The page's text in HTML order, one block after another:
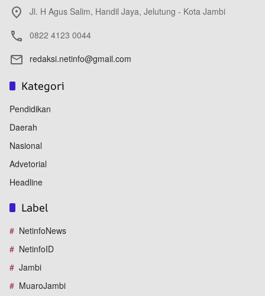
Jl. H Agus Salim, Handil Jaya, Jelutung - Kota Jambi
0822 4123 0044
redaksi.netinfo@gmail.com
Kategori
Pendidikan
Daerah
Nasional
Advetorial
Headline
Label
NetinfoNews
NetinfoID
Jambi
MuaroJambi